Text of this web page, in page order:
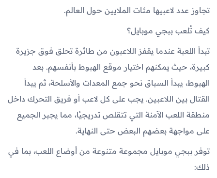
تجاوز عدد لاعبيها مئات الملايين حول العالم.
كيف تُلعب ببجي موبايل؟
تبدأ اللعبة عندما يقفز اللاعبون من طائرة تحلق فوق جزيرة
كبيرة، حيث يمكنهم اختيار موقع الهبوط بأنفسهم. بعد
الهبوط، يبدأ السباق نحو جمع المعدات والأسلحة، ثم يبدأ
القتال بين اللاعبين. يجب على كل لاعب أو فريق التحرك داخل
منطقة اللعب الآمنة التي تتقلص تدريجيًا، مما يجبر الجميع
على مواجهة بعضهم البعض حتى النهاية.
توفر ببجي موبايل مجموعة متنوعة من أوضاع اللعب، بما في
ذلك: